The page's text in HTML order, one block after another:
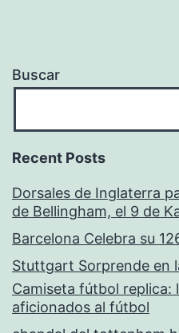
Buscar
Recent Posts
Dorsales de Inglaterra
de Bellingham, el 9 de
Barcelona Celebra su
Stuttgart Sorprende en
Camiseta fútbol replica:
aficionados al fútbol